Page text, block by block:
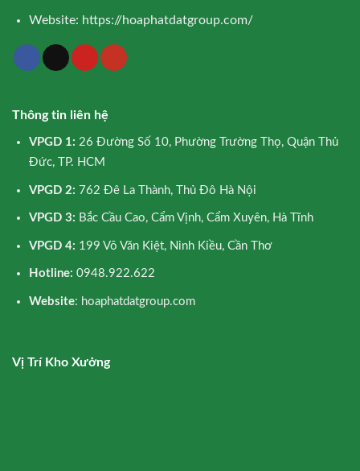
Website: https://hoaphatdatgroup.com/
Thông tin liên hệ
VPGD 1: 26 Đường Số 10, Phường Trường Thọ, Quận Thủ
Đức, TP. HCM
VPGD 2: 762 Đê La Thành, Thủ Đô Hà Nội
VPGD 3: Bắc Cầu Cao, Cẩm Vịnh, Cẩm Xuyên, Hà Tĩnh
VPGD 4: 199 Võ Văn Kiệt, Ninh Kiều, Cần Thơ
Hotline: 0948.922.622
Website: hoaphatdatgroup.com
Vị Trí Kho Xưởng